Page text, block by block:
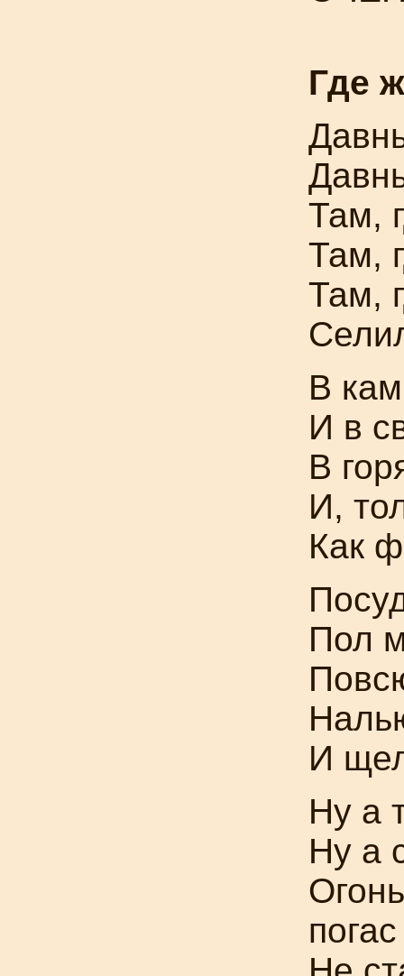
Где
Там,
Там,
Там,
В
И в
В
И,
Как
Пол
И
Ну а
Ну а